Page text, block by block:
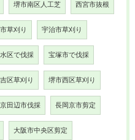
堺市南区人工芝 西宮市抜根
草刈り 宇治市草刈り
区で伐採 宝塚市で伐採
区草刈り 堺市西区草刈り
京田辺市伐採 長岡京市剪定
大阪市中央区剪定